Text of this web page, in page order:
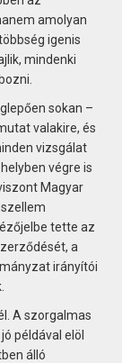
amolyan
igenis
mindenki
sokan –
valakire, és
vizsgálat
végre is
Magyar
tette az
a
irányítói
A szorgalmas
példával elöl
álló